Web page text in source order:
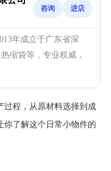
咨询 进店
年成立于广东省深
缩袋等，专业权威，
过程，从原材料选择到成
你了解这个日常小物件的